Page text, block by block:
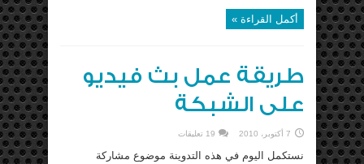
أكمل القراءة »
طريقة عمل بث فيديو
على الشبكة
7 أكتوبر، 2010 19 تعليقات
نستكمل اليوم في هذه التدوينة موضوع مشاركة